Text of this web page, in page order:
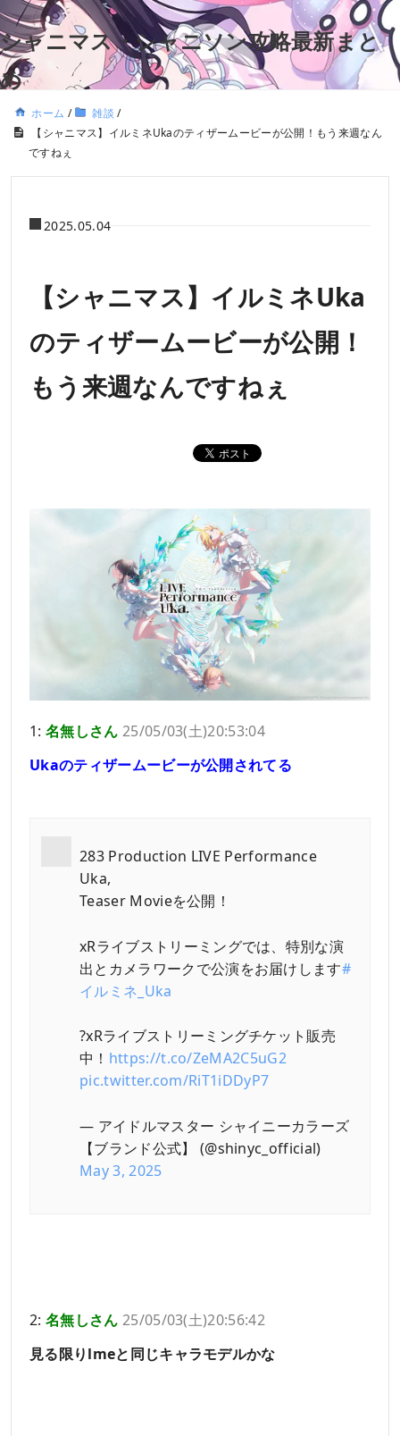
シャニマス・シャニソン攻略最新まと
め
ホーム / 雑談 /
【シャニマス】イルミネUkaのティザームービーが公開！もう来週なん
ですねぇ
2025.05.04
【シャニマス】イルミネUka
のティザームービーが公開！
もう来週なんですねぇ
1: 名無しさん 25/05/03(土)20:53:04
Ukaのティザームービーが公開されてる
283 Production LIVE Performance
Uka,
Teaser Movieを公開！
xRライブストリーミングでは、特別な演
出とカメラワークで公演をお届けします#
イルミネ_Uka
?xRライブストリーミングチケット販売
中！ https://t.co/ZeMA2C5uG2
pic.twitter.com/RiT1iDDyP7
— アイドルマスター シャイニーカラーズ
【ブランド公式】 (@shinyc_official)
May 3, 2025
2: 名無しさん 25/05/03(土)20:56:42
見る限りlmeと同じキャラモデルかな